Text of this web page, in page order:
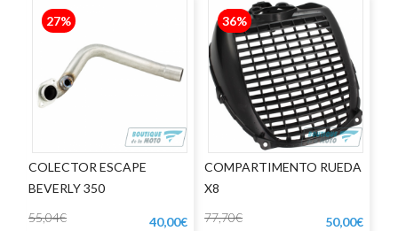
27%
COLECTOR ESCAPE
BEVERLY 350
55,04€
40,00€
36%
COMPARTIMENTO RUEDA
X8
77,70€
50,00€